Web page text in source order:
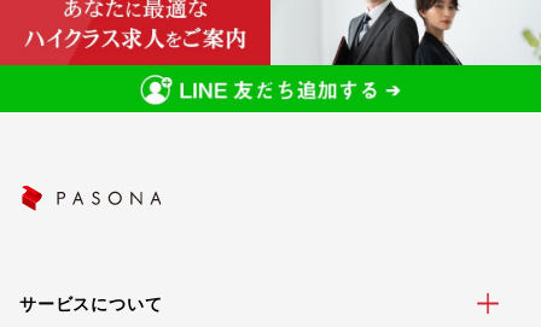
サービスについて